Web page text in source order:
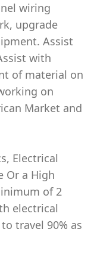
wiring
upgrade
Assist
with
of material on
on
Market and
Electrical
Or a High
of 2
electrical
travel 90% as